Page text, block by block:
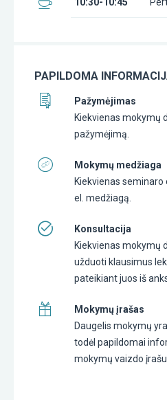
PAPILDOMA
Pažymėjimas
Kiekvienas mokymų
pažymėjimą.
Mokymų medžiaga
Kiekvienas
el. medžiagą.
Konsultacija
Kiekvienas mokymų
užduoti klausimus
pateikiant juos iš
Mokymų įrašas
Daugelis mokymų
todėl papildomai
mokymų vaizdo įrašu.